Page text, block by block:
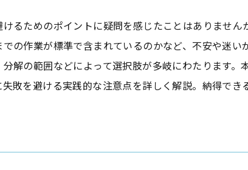
るためのポイントに疑問を感じたことはありませ
の作業が標準で含まれているのかなど、不安や迷い
解の範囲などによって選択肢が多岐にわたります。
敗を避ける実践的な注意点を詳しく解説。納得で